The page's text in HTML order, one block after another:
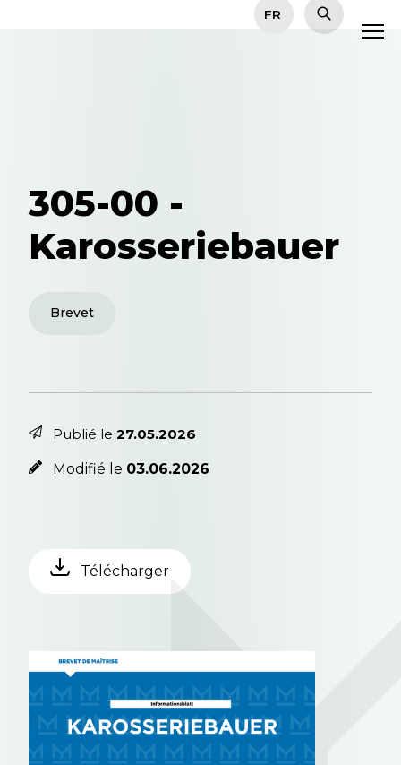
305-00 -
Karosseriebauer
Brevet
Publié le 27.05.2026
Modifié le 03.06.2026
Télécharger